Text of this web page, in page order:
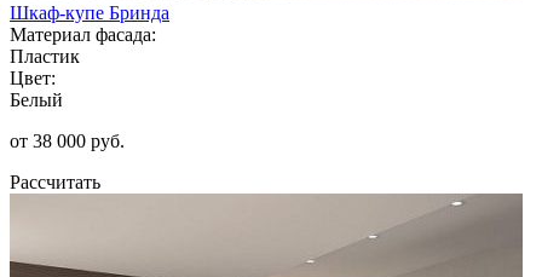
Шкаф-купе Бринда
Материал фасада:
Пластик
Цвет:
Белый
от 38 000 руб.
Рассчитать